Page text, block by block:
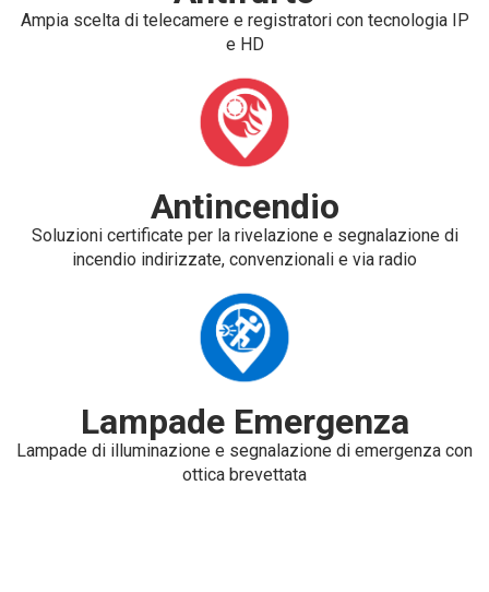
Ampia scelta di telecamere e registratori con tecnologia IP
e HD
Antincendio
Soluzioni certificate per la rivelazione e segnalazione di
incendio indirizzate, convenzionali e via radio
Lampade Emergenza
Lampade di illuminazione e segnalazione di emergenza con
ottica brevettata